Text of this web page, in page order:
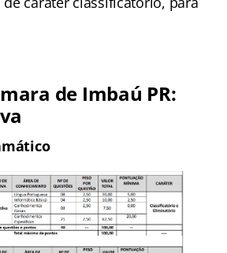
de Imbaú PR: